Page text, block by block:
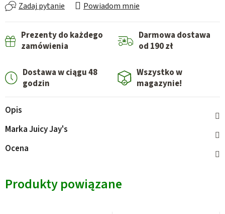
Zadaj pytanie Powiadom mnie
Prezenty do każdego
zamówienia
Darmowa dostawa
od 190 zł
Dostawa w ciągu 48
godzin
Wszystko w
magazynie!
Opis
MarkaJuicy Jay's
Ocena
Produkty powiązane